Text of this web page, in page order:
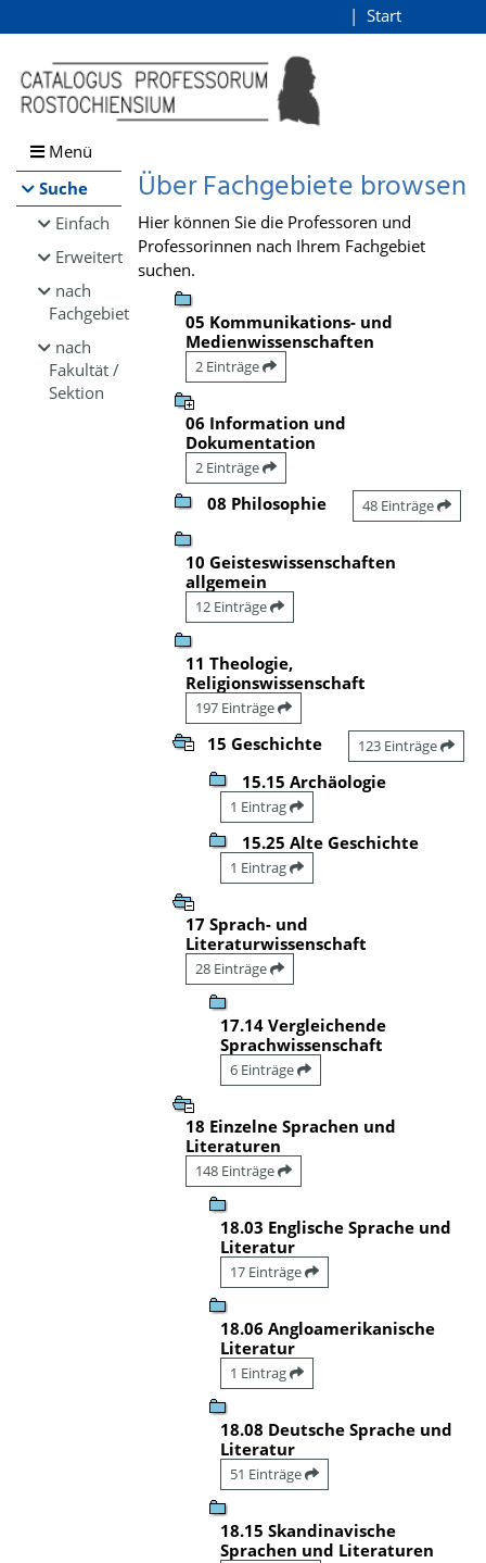
Browsen
direkt zum Inhalt
Start
Menü
Suche
Einfach
Erweitert
nach
Fachgebiet
nach
Fakultät /
Sektion
Über Fachgebiete browsen
Hier können Sie die Professoren und
Professorinnen nach Ihrem Fachgebiet
suchen.
05 Kommunikations- und
Medienwissenschaften
2 Einträge
06 Information und
Dokumentation
2 Einträge
08 Philosophie 48 Einträge
10 Geisteswissenschaften
allgemein
12 Einträge
11 Theologie,
Religionswissenschaft
197 Einträge
15 Geschichte 123 Einträge
15.15 Archäologie
1 Eintrag
15.25 Alte Geschichte
1 Eintrag
17 Sprach- und
Literaturwissenschaft
28 Einträge
17.14 Vergleichende
Sprachwissenschaft
6 Einträge
18 Einzelne Sprachen und
Literaturen
148 Einträge
18.03 Englische Sprache und
Literatur
17 Einträge
18.06 Angloamerikanische
Literatur
1 Eintrag
18.08 Deutsche Sprache und
Literatur
51 Einträge
18.15 Skandinavische
Sprachen und Literaturen